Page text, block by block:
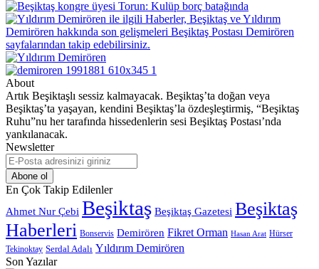
About
Artık Beşiktaşlı sessiz kalmayacak. Beşiktaş’ta doğan veya
Beşiktaş’ta yaşayan, kendini Beşiktaş’la özdeşleştirmiş, “Beşiktaş
Ruhu”nu her tarafında hissedenlerin sesi Beşiktaş Postası’nda
yankılanacak.
Newsletter
E-
Posta
adresinizi
giriniz
En Çok Takip Edilenler
Ahmet Nur Çebi Beşiktaş Beşiktaş Gazetesi Beşiktaş
Haberleri Bonservis Demirören Fikret Orman Hasan Arat Hürser
Tekinoktay Serdal Adalı Yıldırım Demirören
Son Yazılar